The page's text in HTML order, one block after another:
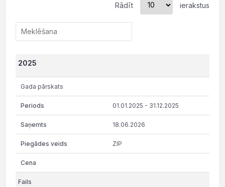
Rādīt ierakstus
2025
Gada pārskats
01.01.2025 - 31.12.2025
18.06.2026
ZIP